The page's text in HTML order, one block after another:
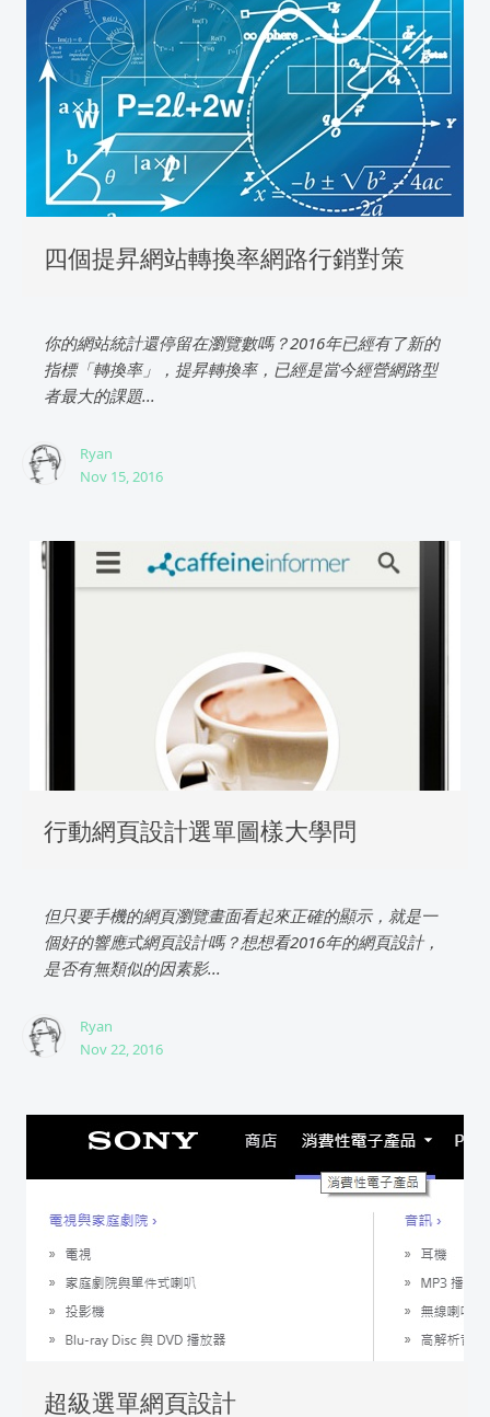
四個提昇網站轉換率網路行銷對策
你的網站統計還停留在瀏覽數嗎？2016年已經有了新的
指標「轉換率」，提昇轉換率，已經是當今經營網路型
者最大的課題...
Ryan
Nov 15, 2016
行動網頁設計選單圖樣大學問
但只要手機的網頁瀏覽畫面看起來正確的顯示，就是一
個好的響應式網頁設計嗎？想想看2016年的網頁設計，
是否有無類似的因素影...
Ryan
Nov 22, 2016
超級選單網頁設計